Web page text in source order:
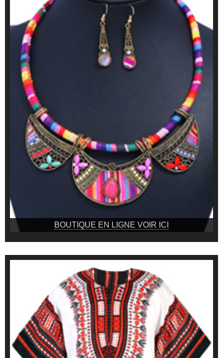
BOUTIQUE EN LIGNE VOIR ICI